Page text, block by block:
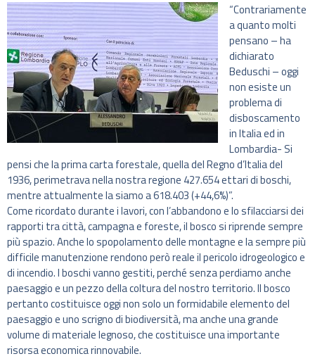
“Contrariamente
a quanto molti
pensano – ha
dichiarato
Beduschi – oggi
non esiste un
problema di
disboscamento
in Italia ed in
Lombardia- Si
pensi che la prima carta forestale, quella del Regno d’Italia del
1936, perimetrava nella nostra regione 427.654 ettari di boschi,
mentre attualmente la siamo a 618.403 (+44,6%)”.
Come ricordato durante i lavori, con l’abbandono e lo sfilacciarsi dei
rapporti tra città, campagna e foreste, il bosco si riprende sempre
più spazio. Anche lo spopolamento delle montagne e la sempre più
difficile manutenzione rendono però reale il pericolo idrogeologico e
di incendio. I boschi vanno gestiti, perché senza perdiamo anche
paesaggio e un pezzo della coltura del nostro territorio. Il bosco
pertanto costituisce oggi non solo un formidabile elemento del
paesaggio e uno scrigno di biodiversità, ma anche una grande
volume di materiale legnoso, che costituisce una importante
risorsa economica rinnovabile.